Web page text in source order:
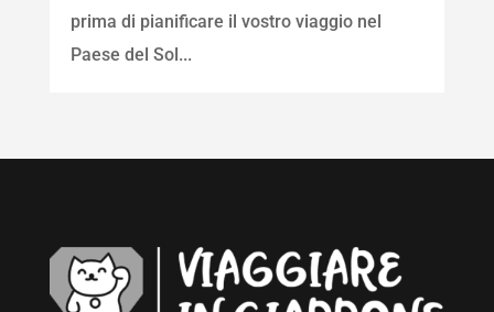
prima di pianificare il vostro viaggio nel
Paese del Sol...